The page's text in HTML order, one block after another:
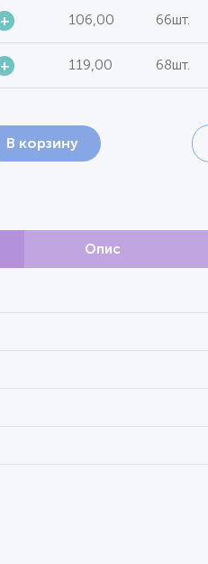
+ 106,00 66шт.
+ 119,00 68шт.
В корзину
Опис